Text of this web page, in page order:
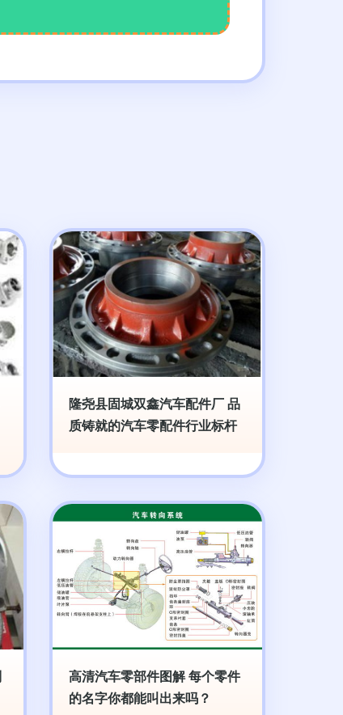
隆尧县固城双鑫汽车配件厂 品
质铸就的汽车零配件行业标杆
高清汽车零部件图解 每个零件
的名字你都能叫出来吗？